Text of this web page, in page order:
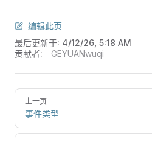
编辑此页
最后更新于: 4/12/26, 5:18 AM
贡献者:
GEYUANwuqi
上一页
事件类型